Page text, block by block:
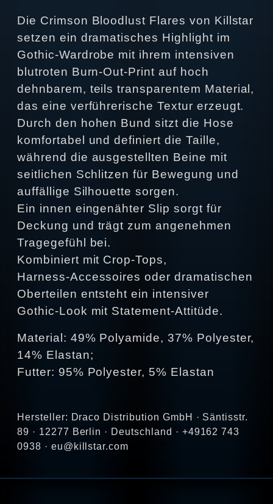
Die Crimson Bloodlust Flares von Killstar
setzen ein dramatisches Highlight im
Gothic‑Wardrobe mit ihrem intensiven
blutroten Burn‑Out‑Print auf hoch
dehnbarem, teils transparentem Material,
das eine verführerische Textur erzeugt.
Durch den hohen Bund sitzt die Hose
komfortabel und definiert die Taille,
während die ausgestellten Beine mit
seitlichen Schlitzen für Bewegung und
auffällige Silhouette sorgen.
Ein innen eingenähter Slip sorgt für
Deckung und trägt zum angenehmen
Tragegefühl bei.
Kombiniert mit Crop‑Tops,
Harness‑Accessoires oder dramatischen
Oberteilen entsteht ein intensiver
Gothic‑Look mit Statement‑Attitüde.
Material: 49% Polyamide, 37% Polyester,
14% Elastan;
Futter: 95% Polyester, 5% Elastan
Hersteller: Draco Distribution GmbH · Säntisstr.
89 · 12277 Berlin · Deutschland · +49162 743
0938 · eu@killstar.com